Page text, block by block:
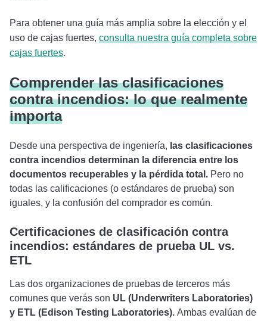
Para obtener una guía más amplia sobre la elección y el
uso de cajas fuertes, consulta nuestra guía completa sobre
cajas fuertes.
Comprender las clasificaciones
contra incendios: lo que realmente
importa
Desde una perspectiva de ingeniería, las clasificaciones
contra incendios determinan la diferencia entre los
documentos recuperables y la pérdida total. Pero no
todas las calificaciones (o estándares de prueba) son
iguales, y la confusión del comprador es común.
Certificaciones de clasificación contra
incendios: estándares de prueba UL vs.
ETL
Las dos organizaciones de pruebas de terceros más
comunes que verás son UL (Underwriters Laboratories)
y ETL (Edison Testing Laboratories). Ambas evalúan de